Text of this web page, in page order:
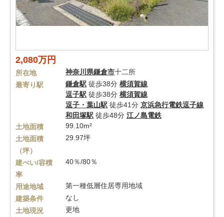
2,080万円
所在地 神奈川県鎌倉市十二所
最寄り駅
鎌倉駅 徒歩38分 横須賀線
逗子駅 徒歩38分 横須賀線
逗子・葉山駅 徒歩41分 京浜急行電鉄逗子線
和田塚駅 徒歩48分 江ノ島電鉄
土地面積
99.10m²
土地面積
（坪）
29.97坪
建ぺい/容積
率
40％/80％
用途地域
第一種低層住居専用地域
建築条件
なし
土地現況
更地